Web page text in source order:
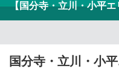
【国分寺・立川・小平
国分寺・立川・小